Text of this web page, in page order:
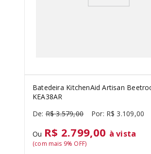
Batedeira KitchenAid Artisan
KEA38AR
R$ 3.579,00 R$ 3.109,00
Ou R$ 2.799,00 à vista
(com mais 9% OFF)